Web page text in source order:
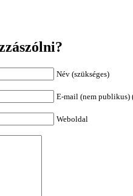
Név (szükséges)
E-mail (nem publikus)
Weboldal